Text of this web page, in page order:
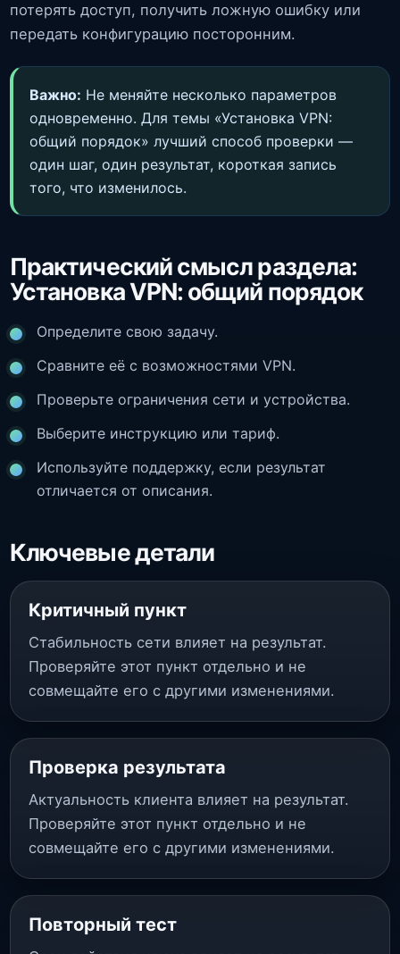
потерять доступ, получить ложную ошибку или
передать конфигурацию посторонним.
Важно: Не меняйте несколько параметров
одновременно. Для темы «Установка VPN:
общий порядок» лучший способ проверки —
один шаг, один результат, короткая запись
того, что изменилось.
Практический смысл раздела:
Установка VPN: общий порядок
Определите свою задачу.
Сравните её с возможностями VPN.
Проверьте ограничения сети и устройства.
Выберите инструкцию или тариф.
Используйте поддержку, если результат
отличается от описания.
Ключевые детали
Критичный пункт
Стабильность сети влияет на результат.
Проверяйте этот пункт отдельно и не
совмещайте его с другими изменениями.
Проверка результата
Актуальность клиента влияет на результат.
Проверяйте этот пункт отдельно и не
совмещайте его с другими изменениями.
Повторный тест